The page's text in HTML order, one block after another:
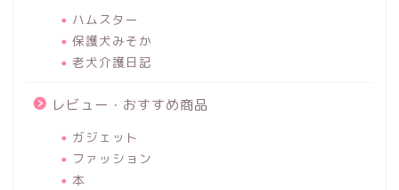
ハムスター
保護犬みそか
老犬介護日記
レビュー・おすすめ商品
ガジェット
ファッション
本